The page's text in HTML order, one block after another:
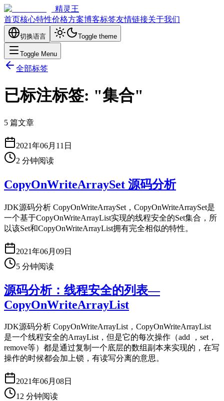
精灵王
首页核心特性价格方案博客标签友情链接关于我们
切换语言 Toggle theme
Toggle Menu
全部标签
已标注标签: "集合"
5 篇文章
2021年06月11日
2 分钟阅读
CopyOnWriteArraySet 源码分析
JDK源码分析 CopyOnWriteArraySet，CopyOnWriteArraySet是
一个基于CopyOnWriteArrayList实现的线程安全的Set集合，所
以该Set和CopyOnWriteArrayList拥有完全相似的特性。
2021年06月09日
5 分钟阅读
源码分析：线程安全的列表—
CopyOnWriteArrayList
JDK源码分析 CopyOnWriteArrayList，CopyOnWriteArrayList
是一个线程安全的ArrayList，但是它的每次操作（add ，set，
remove等）都是通过复制一个底层的数组副本来实现的，在写
操作的时候都会加上锁，有读写分离的意思。
2021年06月08日
12 分钟阅读